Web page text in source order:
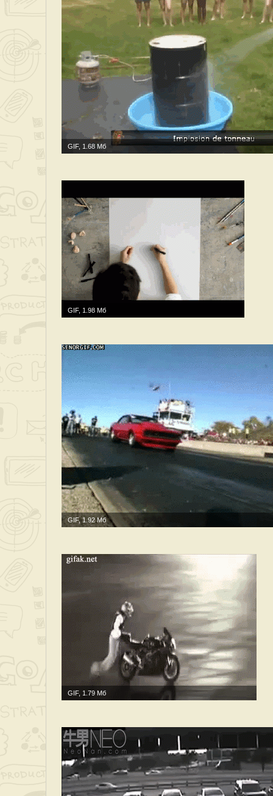
GIF, 1.68 Мб
GIF, 1.98 Мб
GIF, 1.92 Мб
GIF, 1.79 Мб